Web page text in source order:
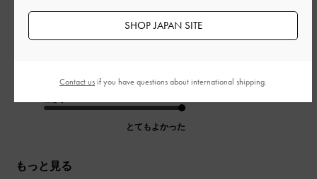
サイズ: 37/23.5cm |カラー: ブラウン系
デザイン
とてもよかった
もっと見る
SHOP JAPAN SITE
Contact usif you have questions about international shipping.